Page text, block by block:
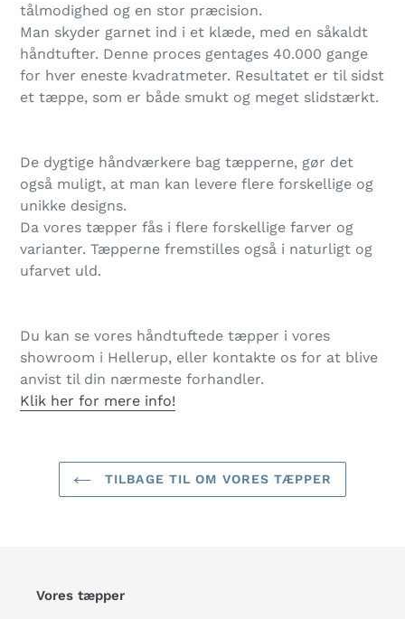
tålmodighed og en stor præcision.
Man skyder garnet ind i et klæde, med en såkaldt
håndtufter. Denne proces gentages 40.000 gange
for hver eneste kvadratmeter. Resultatet er til sidst
et tæppe, som er både smukt og meget slidstærkt.
De dygtige håndværkere bag tæpperne, gør det
også muligt, at man kan levere flere forskellige og
unikke designs.
Da vores tæpper fås i flere forskellige farver og
varianter. Tæpperne fremstilles også i naturligt og
ufarvet uld.
Du kan se vores håndtuftede tæpper i vores
showroom i Hellerup, eller kontakte os for at blive
anvist til din nærmeste forhandler.
Klik her for mere info!
TILBAGE TIL OM VORES TÆPPER
Vores tæpper